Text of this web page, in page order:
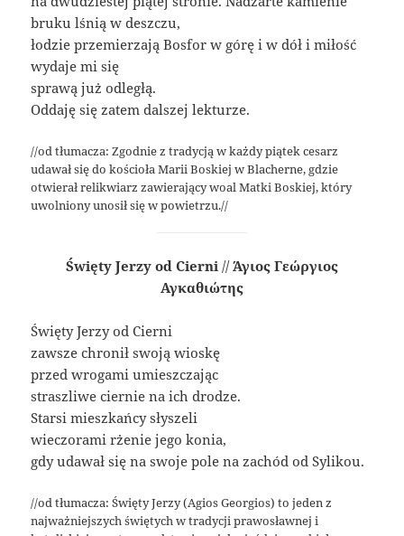
bruku lśnią w deszczu,
łodzie przemierzają Bosfor w górę i w dół i miłość
wydaje mi się
sprawą już odległą.
Oddaję się zatem dalszej lekturze.
//od tłumacza: Zgodnie z tradycją w każdy piątek cesarz
udawał się do kościoła Marii Boskiej w Blacherne, gdzie
otwierał relikwiarz zawierający woal Matki Boskiej, który
uwolniony unosił się w powietrzu.//
Święty Jerzy od Cierni //Άγιος Γεώργιος
Αγκαθιώτης
Święty Jerzy od Cierni
zawsze chronił swoją wioskę
przed wrogami umieszczając
straszliwe ciernie na ich drodze.
Starsi mieszkańcy słyszeli
wieczorami rżenie jego konia,
gdy udawał się na swoje pole na zachód od Sylikou.
//od tłumacza: Święty Jerzy (Agios Georgios) to jeden z
najważniejszych świętych w tradycji prawosławnej i